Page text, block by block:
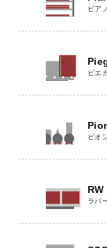
ピアノ
ピエ
ピオ
RW
ラバ